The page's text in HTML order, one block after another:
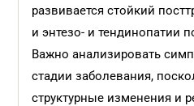
развивается стойкий
и энтезо- и тендинопатии
Важно анализировать
стадии заболевания,
структурные изменения и